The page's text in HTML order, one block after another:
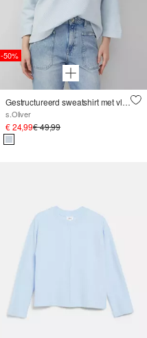
-50%
Gestructureerd sweatshirt met vleermuismouwen
s.Oliver
€ 24,99€ 49,99